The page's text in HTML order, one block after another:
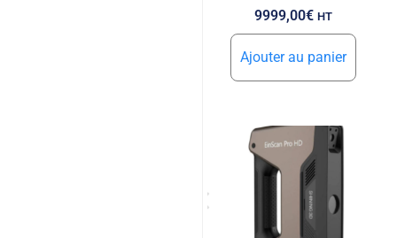
9999,00€ HT
Ajouter au panier